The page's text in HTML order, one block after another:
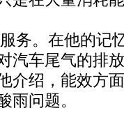
务。在他的记
汽车尾气的排
介绍，能效方
雨问题。